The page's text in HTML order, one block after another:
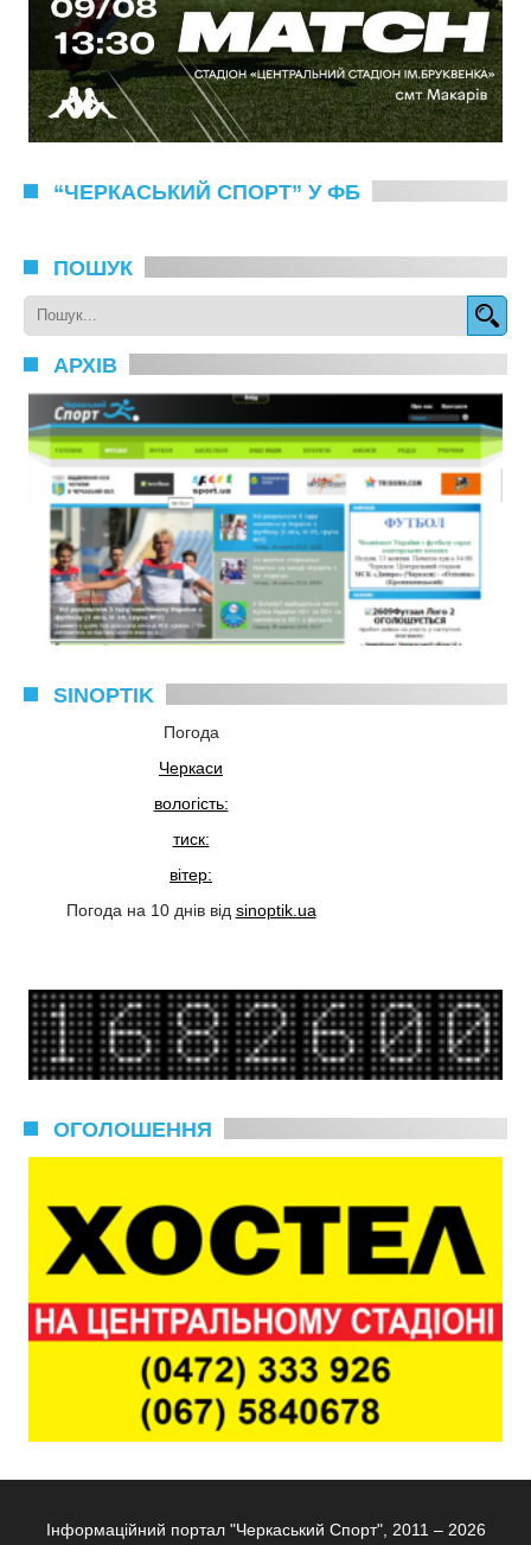
“ЧЕРКАСЬКИЙ СПОРТ” У ФБ
ПОШУК
АРХІВ
SINOPTIK
Погода
Черкаси
вологість:
тиск:
вітер:
Погода на 10 днів від sinoptik.ua
ОГОЛОШЕННЯ
Інформаційний портал "Черкаський Спорт", 2011 – 2026